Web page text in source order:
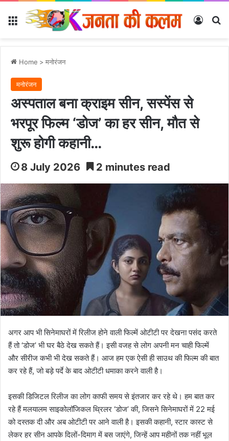
Menu Log In
Home > मनोरंजन
मनोरंजन
अस्पताल बना क्राइम सीन, सस्पेंस से
भरपूर फिल्म ‘डोज’ का हर सीन, मौत से
शुरू होगी कहानी…
8 July 2026 2 minutes read
अगर आप भी सिनेमाघरों में रिलीज होने वाली फिल्में ओटीटी पर देखना पसंद करते
हैं तो ‘डोज’ भी घर बैठे देख सकते हैं। इसी वजह से लोग अपनी मन चाही फिल्में
और सीरीज कभी भी देख सकते हैं। आज हम एक ऐसी ही साउथ की फिल्म की बात
कर रहे हैं, जो बड़े पर्दे के बाद ओटीटी धमाका करने वाली है।
इसकी डिजिटल रिलीज का लोग काफी समय से इंतजार कर रहे थे। हम बात कर
रहे हैं मलयालम साइकोलॉजिकल थ्रिलर ‘डोज’ की, जिसने सिनेमाघरों में 22 मई
को दस्तक दी और अब ओटीटी पर आने वाली है। इसकी कहानी, स्टार कास्ट से
लेकर हर सीन आपके दिलों-दिमाग में बस जाएंगे, जिन्हें आप महीनों तक नहीं भूल